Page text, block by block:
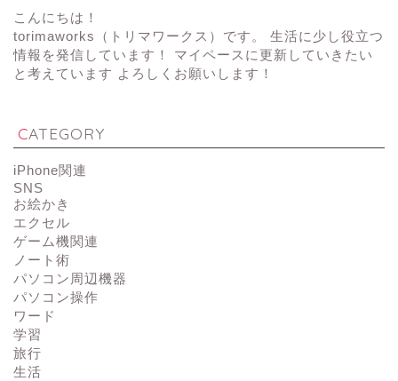
こんにちは！
torimaworks（トリマワークス）です。 生活に少し役立つ
情報を発信しています！ マイペースに更新していきたい
と考えています よろしくお願いします！
CATEGORY
iPhone関連
SNS
お絵かき
エクセル
ゲーム機関連
ノート術
パソコン周辺機器
パソコン操作
ワード
学習
旅行
生活